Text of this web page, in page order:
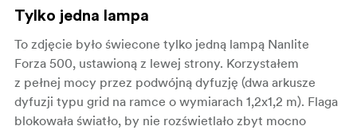
Tylko jedna lampa
To zdjęcie było świecone tylko jedną lampą Nanlite
Forza 500, ustawioną z lewej strony. Korzystałem
z pełnej mocy przez podwójną dyfuzję (dwa arkusze
dyfuzji typu grid na ramce o wymiarach 1,2x1,2 m). Flaga
blokowała światło, by nie rozświetlało zbyt mocno